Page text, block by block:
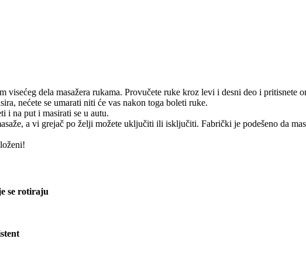
visećeg dela masažera rukama. Provučete ruke kroz levi i desni deo i
nećete se umarati niti će vas nakon toga boleti ruke.
i na put i masirati se u autu.
a vi grejač po želji možete uključiti ili isključiti. Fabrički je podešeno da
se rotiraju